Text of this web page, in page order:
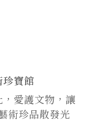
珍寶館
愛護文物，讓
術珍品散發光